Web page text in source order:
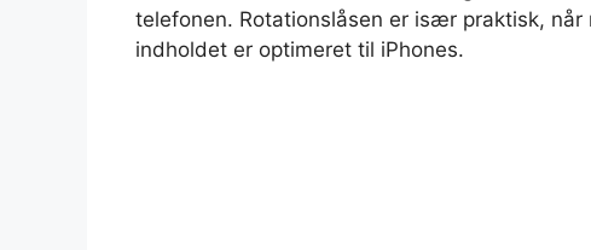
telefonen. Rotationslåsen er især praktisk,
indholdet er optimeret til iPhones.